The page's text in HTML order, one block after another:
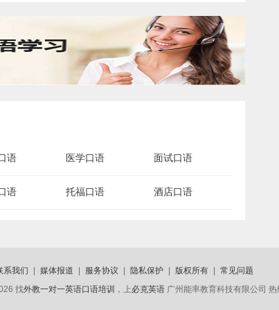
语 医学口语 面试口语
语 托福口语 酒店口语
系我们 媒体报道 服务协议 隐私保护 版权所有
常见问题
找外教一对一英语口语培训 ，上必克英语 广州能率教育科技有限公司